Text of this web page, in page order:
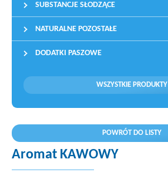
SUBSTANCJE SŁODZĄCE
NATURALNE POZOSTAŁE
DODATKI PASZOWE
WSZYSTKIE PRODUKTY
POWRÓT DO LISTY
Aromat KAWOWY